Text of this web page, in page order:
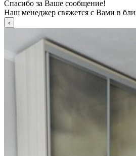
Спасибо за Ваше сообщение!
Наш менеджер свяжется с Вами в